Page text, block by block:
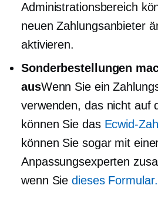
Administrationsbereich
neuen Zahlungsanbieter
aktivieren.
Sonderbestellungen
ausWenn Sie ein
verwenden, das nicht auf
können Sie das Ecwid-
können Sie sogar mit
Anpassungsexperten
wenn Siedieses Formular.